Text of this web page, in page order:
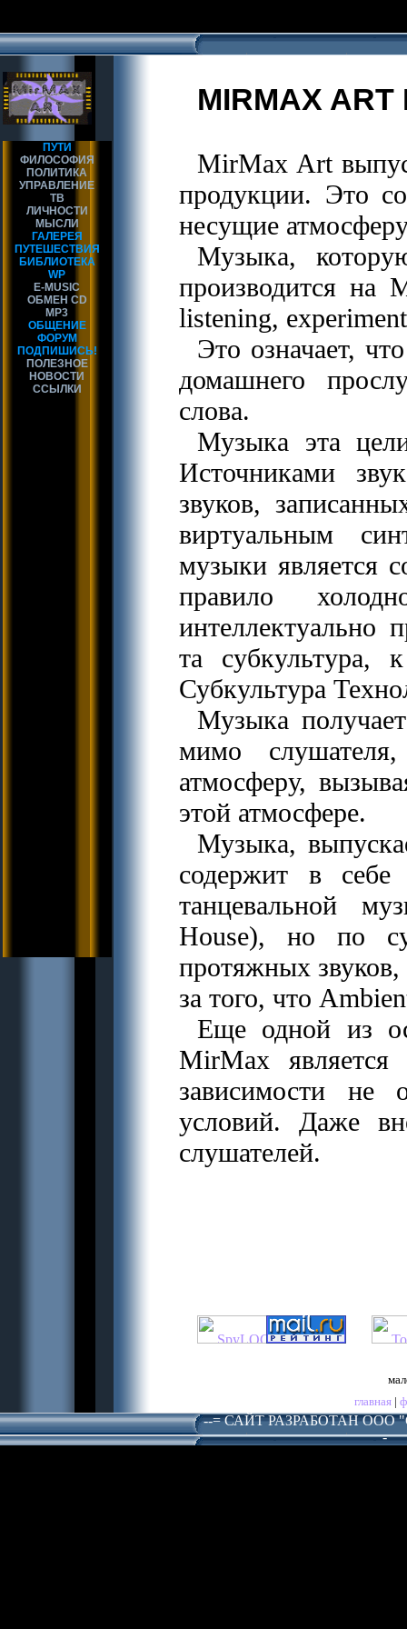
ПУТИ
ФИЛОСОФИЯ
ПОЛИТИКА
УПРАВЛЕНИЕ
ТВ
ЛИЧНОСТИ
МЫСЛИ
ГАЛЕРЕЯ
ПУТЕШЕСТВИЯ
БИБЛИОТЕКА
WP
E-MUSIC
ОБМЕН CD
MP3
ОБЩЕНИЕ
ФОРУМ
ПОДПИШИСЬ!
ПОЛЕЗНОЕ
НОВОСТИ
ССЫЛКИ
MIRMAX ART
MirMax Art
продукции. Это
несущие
Музыка,
производится на
listening,
Это означает,
домашнего
слова.
Музыка эта
Источниками
звуков,
виртуальным
музыки является
правило
интеллектуально
та субкультура,
Субкультура
Музыка
мимо
атмосферу,
этой атмосфере.
Музыка,
содержит в себе
танцевальной
House), но по
протяжных
за того, что
Еще одной из
MirMax является
зависимости не
условий. Даже
слушателей.
главная |
--= САЙТ РАЗРАБОТАН ООО
-